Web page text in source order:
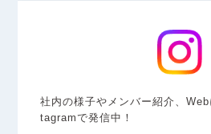
社内の様子やメンバー紹介、
tagramで発信中！